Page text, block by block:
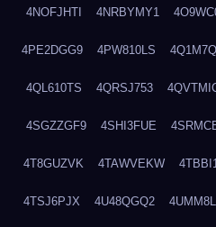
4NOFJHTI 4NRBYMY1
4PE2DGG9 4PW810LS
4QL610TS 4QRSJ753
4SGZZGF9 4SHI3FUE
4T8GUZVK 4TAWVEKW
4TSJ6PJX 4U48QGQ2